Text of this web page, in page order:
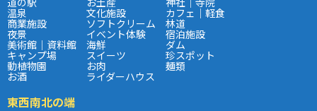
温泉 文化施設 カフェ｜軽食
商業施設 ソフトクリーム 林道
夜景 イベント体験 宿泊施設
美術館｜資料館 海鮮 ダム
キャンプ場 スイーツ 珍スポット
動植物園 お肉 麺類
お酒 ライダーハウス
東西南北の端